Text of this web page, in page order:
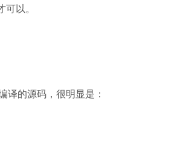
以。
译的源码，很明显是：